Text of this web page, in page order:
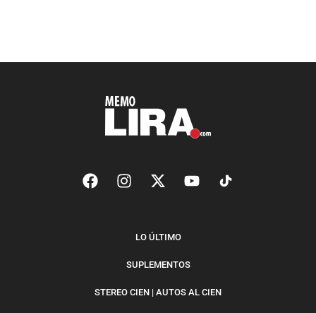
LO ÚLTIMO
SUPLEMENTOS
STEREO CIEN | AUTOS AL CIEN